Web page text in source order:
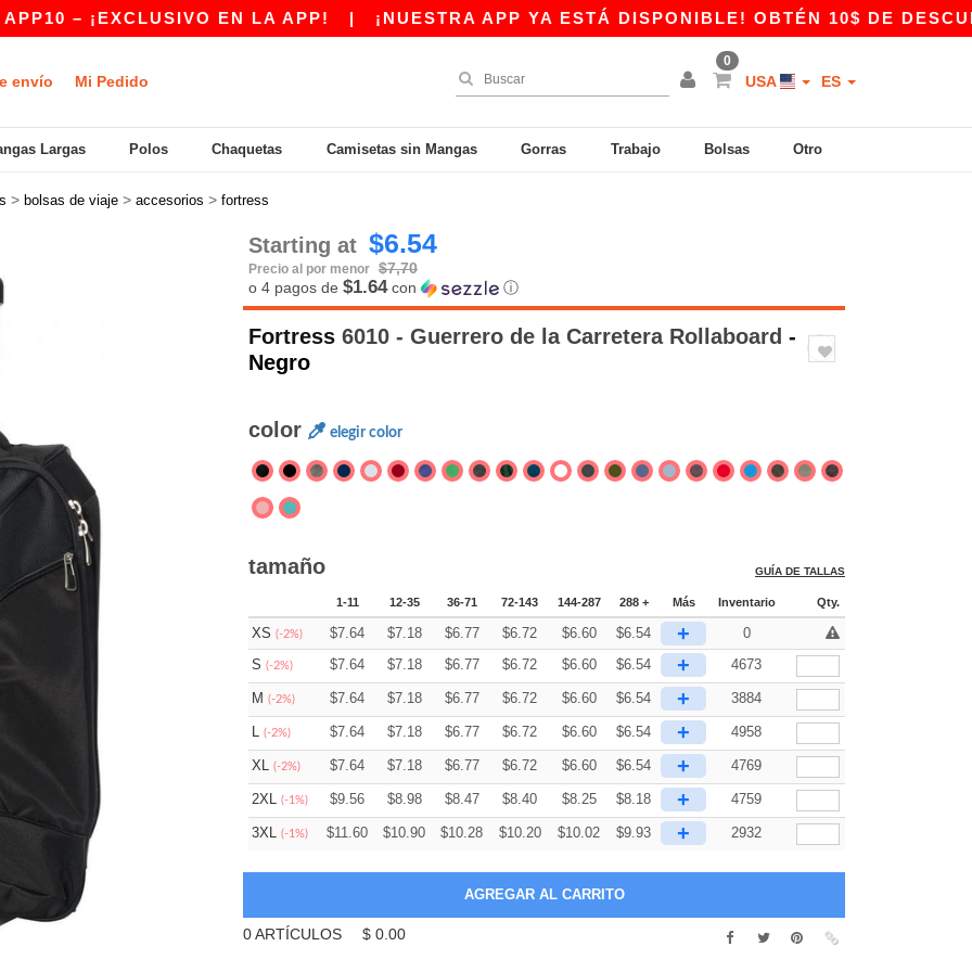
EN LA APP!| ¡NUESTRA APP YA ESTÁ DISPONIBLE! OBTÉN 10$ DE DESCUENTO
envío Mi Pedido
0
USA ES
Largas Polos Chaquetas Camisetas sin Mangas Gorras Trabajo Bolsas Otro
> bolsas de viaje > accesorios > fortress
Starting at $6.54
Precio al por menor $7,70
o 4 pagos de $1.64con ⓘ
Fortress 6010 - Guerrero de la Carretera Rollaboard -
Negro
color elegir color
tamaño GUÍA DE TALLAS
1-11 12-35 36-71 72-143 144-287 288 + Más Inventario Qty.
XS (-2%) $7.64 $7.18 $6.77 $6.72 $6.60 $6.54 +
0
S (-2%) $7.64 $7.18 $6.77 $6.72 $6.60 $6.54 + 4673
M (-2%) $7.64 $7.18 $6.77 $6.72 $6.60 $6.54 + 3884
L (-2%) $7.64 $7.18 $6.77 $6.72 $6.60 $6.54 + 4958
XL (-2%) $7.64 $7.18 $6.77 $6.72 $6.60 $6.54 + 4769
2XL (-1%) $9.56 $8.98 $8.47 $8.40 $8.25 $8.18 + 4759
3XL (-1%) $11.60 $10.90 $10.28 $10.20 $10.02 $9.93 + 2932
0ARTÍCULOS $ 0.00